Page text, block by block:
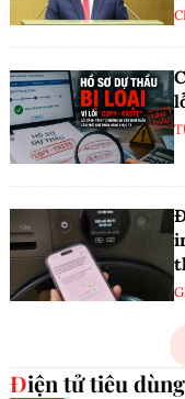
Điện tử tiêu dùng